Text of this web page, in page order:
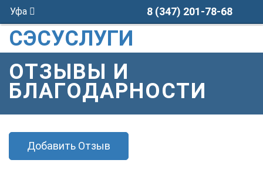
Уфа 8 (347) 201-78-68
СЭСУСЛУГИ
ОТЗЫВЫ И
БЛАГОДАРНОСТИ
Добавить Отзыв